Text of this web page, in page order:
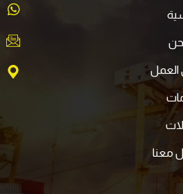
العمل
معنا